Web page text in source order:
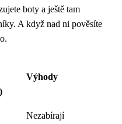
boty a ještě tam
A když nad ni pověsíte
Výhody
Nezabírají